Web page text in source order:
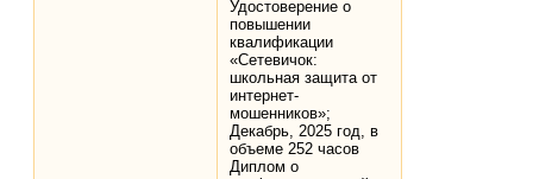
Удостоверение о
повышении
квалификации
«Сетевичок:
школьная защита от
интернет-
мошенников»;
Декабрь, 2025 год, в
объеме 252 часов
Диплом о